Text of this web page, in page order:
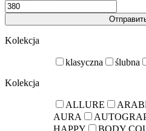
Kolekcja
klasyczna ślubna
Kolekcja
ALLURE
AURA
HAPPY
BODY